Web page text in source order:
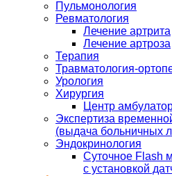
Пульмонология
Ревматология
Лечение артрита
Лечение артроза
Терапия
Травматология-
Урология
Хирургия
Центр
Экспертиза
(выдача больничных
Эндокринология
Суточное Flash
с установкой